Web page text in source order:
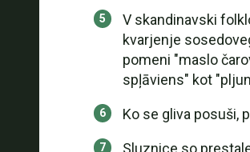
V skandinavski
kvarjenje
pomeni "maslo
spļāviens" kot
Ko se gliva posuši,
Sluznice so